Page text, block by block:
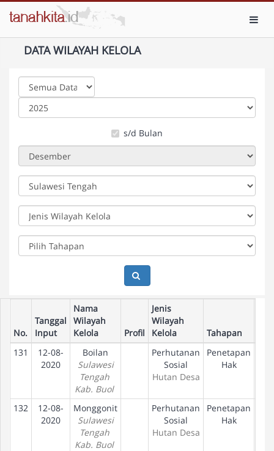
DATA WILAYAH KELOLA
s/d Bulan
No.
Tanggal
Input
Nama
Wilayah
Kelola
Profil
Jenis
Wilayah
Kelola
Tahapan
131
12-08-
2020
Boilan
Sulawesi
Tengah
Kab. Buol
Perhutanan
Sosial
Hutan Desa
Penetapan
Hak
132
12-08-
2020
Monggonit
Sulawesi
Tengah
Kab. Buol
Perhutanan
Sosial
Hutan Desa
Penetapan
Hak